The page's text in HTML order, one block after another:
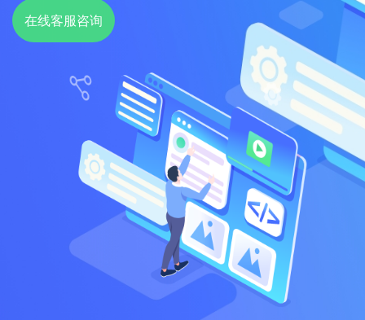
在线客服咨询